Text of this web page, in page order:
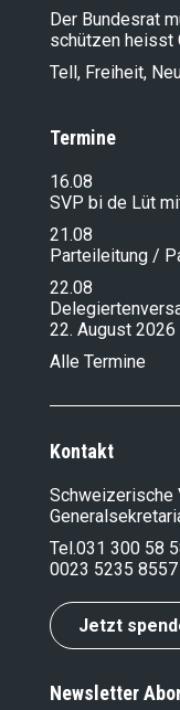
Der Bundesrat
schützen heisst
Tell, Freiheit,
Termine
16.08
SVP bi de Lüt
21.08
Parteileitung /
22.08
22. August 2026
Alle Termine
Kontakt
Schweizerische
Tel.031 300 58
0023 5235
Jetzt
Newsletter